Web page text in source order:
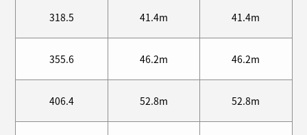
318.5 41.4m 41.4m
355.6 46.2m 46.2m
406.4 52.8m 52.8m